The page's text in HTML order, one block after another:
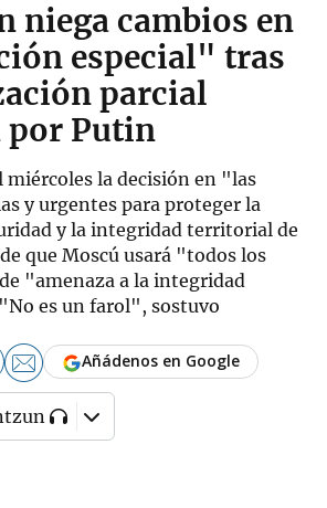
niega cambios en
especial" tras
parcial
por Putin
miércoles la decisión en "las
y urgentes para proteger la
y la integridad territorial de
que Moscú usará "todos los
"amenaza a la integridad
es un farol", sostuvo
Añádenos en Google